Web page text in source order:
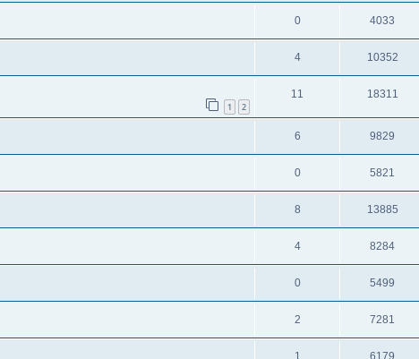
0 4033
4 10352
1 2
11 18311
6 9829
0 5821
8 13885
4 8284
0 5499
2 7281
1 6179